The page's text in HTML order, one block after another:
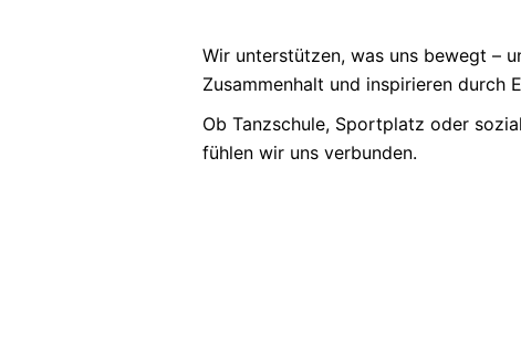
Wir unterstützen, was uns bewegt –
Zusammenhalt und inspirieren durch
Ob Tanzschule, Sportplatz oder
fühlen wir uns verbunden.